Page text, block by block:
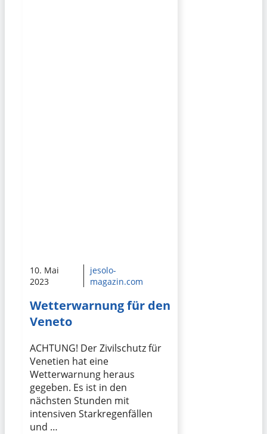
10. Mai
2023
jesolo-
magazin.com
Wetterwarnung für den
Veneto
ACHTUNG! Der Zivilschutz für
Venetien hat eine
Wetterwarnung heraus
gegeben. Es ist in den
nächsten Stunden mit
intensiven Starkregenfällen
und …